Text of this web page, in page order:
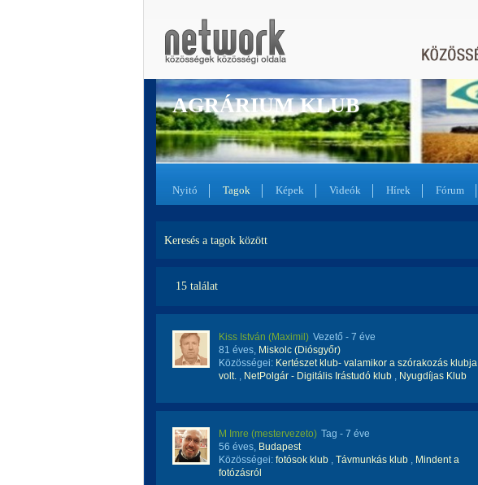
AGRÁRIUM KLUB
Nyitó Tagok Képek Videók Hírek Fórum
Keresés a tagok között
15 találat
Kiss István (Maximil) Vezető - 7 éve
81 éves, Miskolc (Diósgyőr)
Közösségei: Kertészet klub- valamikor a szórakozás klubja
volt. , NetPolgár - Digitális Irástudó klub , Nyugdíjas Klub
M Imre (mestervezeto) Tag - 7 éve
56 éves, Budapest
Közösségei: fotósok klub , Távmunkás klub , Mindent a
fotózásról